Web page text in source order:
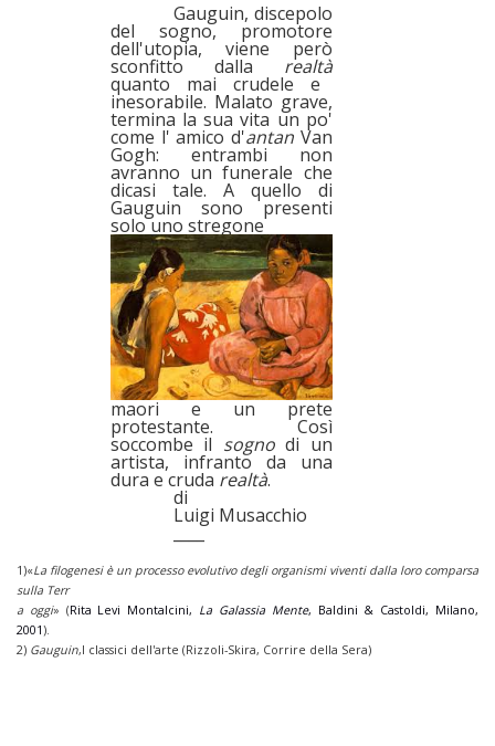
Gauguin, discepolo
del sogno, promotore
dell'utopia, viene però
sconfitto dalla realtà
quanto mai crudele e
inesorabile. Malato grave,
termina la sua vita un po'
come l' amico d'antan Van
Gogh: entrambi non
avranno un funerale che
dicasi tale. A quello di
Gauguin sono presenti
solo uno stregone
maori e un prete
protestante. Così
soccombe il sognodi un
artista, infranto da una
dura e cruda realtà.
di
Luigi Musacchio
____
1)«La filogenesi è un processo evolutivo degli organismi viventi dalla loro comparsa
sulla Terr
a oggi» (Rita Levi Montalcini, La Galassia Mente, Baldini & Castoldi, Milano,
2001).
2) Gauguin,I classici dell'arte (Rizzoli-Skira, Corrire della Sera)